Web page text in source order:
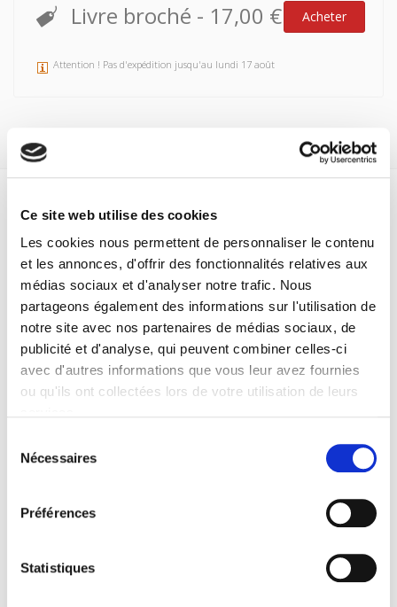
Ce site web utilise des cookies
Les cookies nous permettent de personnaliser le contenu
et les annonces, d'offrir des fonctionnalités relatives aux
médias sociaux et d'analyser notre trafic. Nous
partageons également des informations sur l'utilisation de
notre site avec nos partenaires de médias sociaux, de
publicité et d'analyse, qui peuvent combiner celles-ci
avec d'autres informations que vous leur avez fournies
ou qu'ils ont collectées lors de votre utilisation de leurs
Nécessaires
Préférences
Statistiques
Livre broché - 17,00 € Acheter
Attention ! Pas d'expédition jusqu'au lundi 17 août
Spécifications
Formats
Sommaire
Spécifications
Éditeur
Coordination éditoriale de
Carine Guérandel
Agora débats/jeunesses
12685666